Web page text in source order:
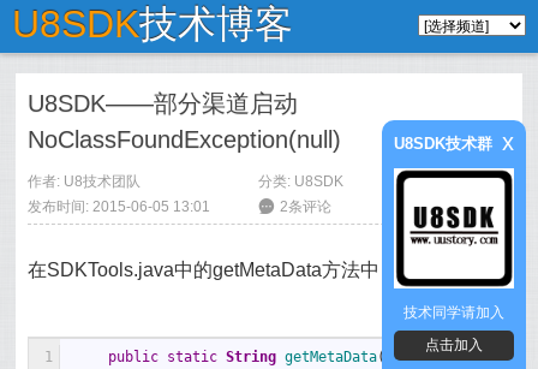
U8SDK技术博客
U8SDK——部分渠道启动
NoClassFoundException(null)
作者: U8技术团队 分类: U8SDK
发布时间: 2015-06-05 13:01
6 2条评论
在SDKTools.java中的getMetaData方法中，将原来的
1
public static String getMetaData( Activity activity
U8SDK技术群 x
技术同学请加入
点击加入